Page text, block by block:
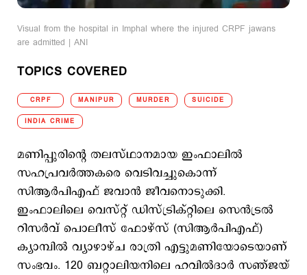
Visual from the hospital in Imphal where the injured CRPF jawans
are admitted | ANI
TOPICS COVERED
CRPF MANIPUR MURDER SUICIDE
INDIA CRIME
മണിപ്പുരിന്‍റെ തലസ്ഥാനമായ ഇംഫാലില്‍
സഹപ്രവര്‍ത്തകരെ വെടിവച്ചുകൊന്ന്
സിആര്‍പിഎഫ് ജവാന്‍ ജീവനൊടുക്കി.
ഇംഫാലിലെ വെസ്റ്റ് ഡിസ്ട്രിക്റ്റിലെ സെൻട്രൽ
റിസർവ് പൊലീസ് ഫോഴ്‌സ് (സിആർപിഎഫ്)
ക്യാമ്പിൽ വ്യാഴാഴ്ച രാത്രി എട്ടുമണിയോടെയാണ്
സംഭവം. 120 ബറ്റാലിയനിലെ ഹവിൽദാർ സഞ്ജയ്